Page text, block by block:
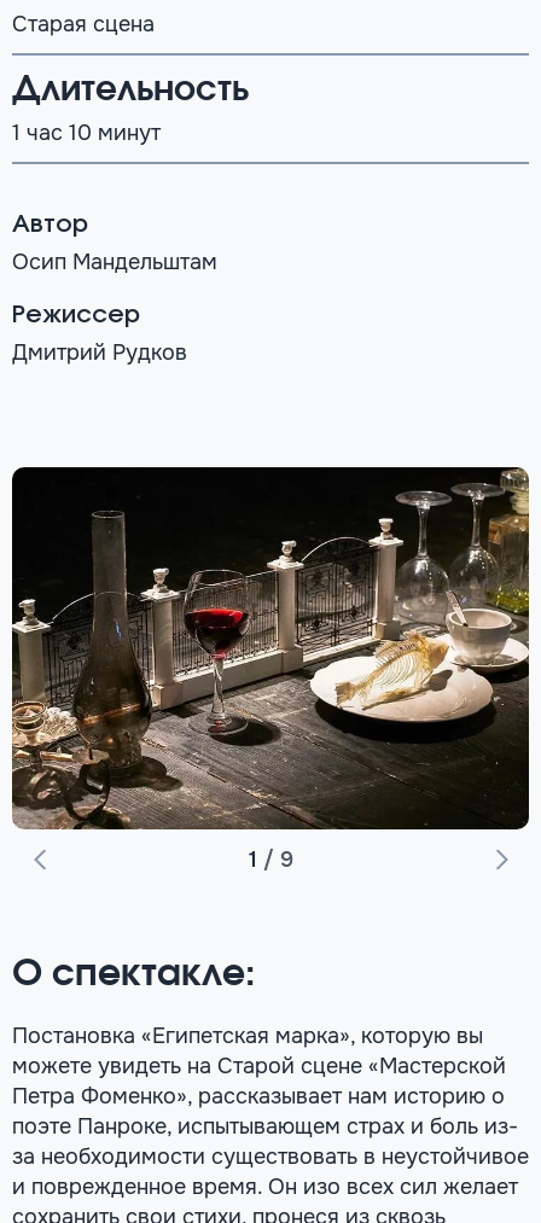
Старая сцена
Длительность
1 час 10 минут
Автор
Осип Мандельштам
Режиссер
Дмитрий Рудков
1 / 9
О спектакле:
Постановка «Египетская марка», которую вы
можете увидеть на Старой сцене «Мастерской
Петра Фоменко», рассказывает нам историю о
поэте Панроке, испытывающем страх и боль из-
за необходимости существовать в неустойчивое
и поврежденное время. Он изо всех сил желает
сохранить свои стихи, пронеся из сквозь